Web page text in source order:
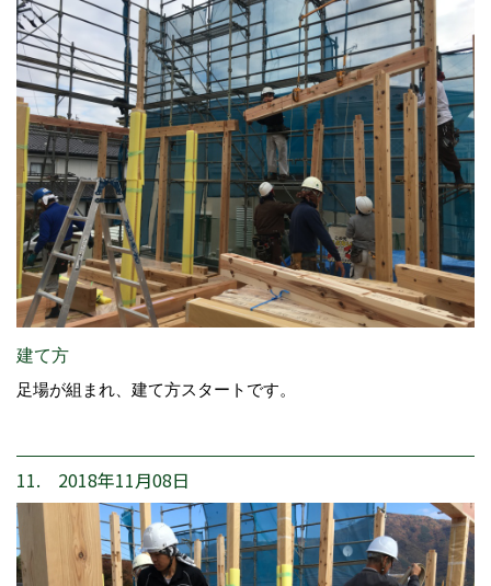
建て方
足場が組まれ、建て方スタートです。
11. 2018年11月08日